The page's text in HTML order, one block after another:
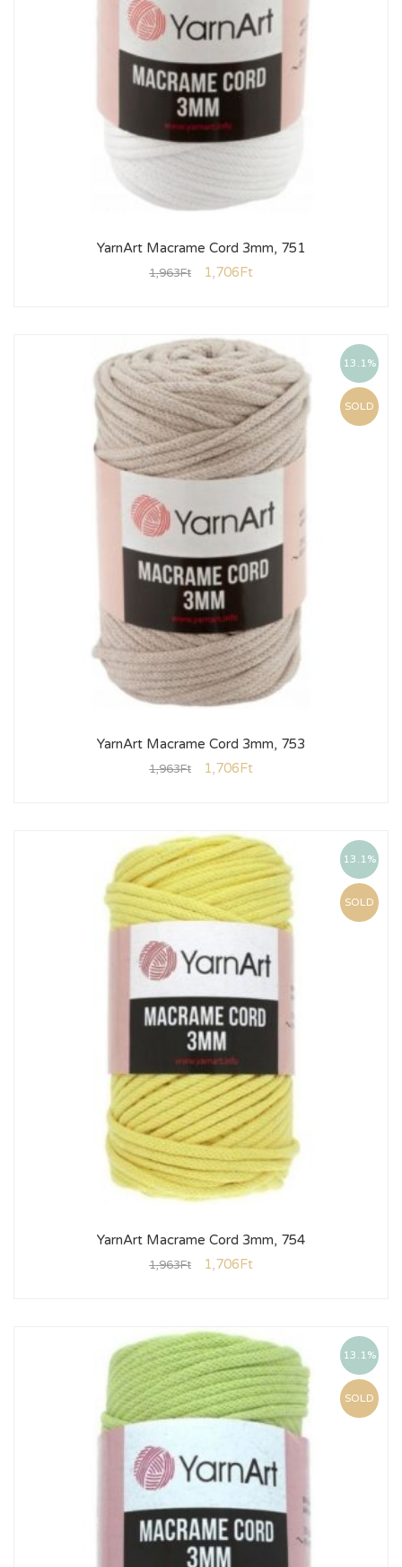
YarnArt Macrame Cord 3mm, 751
1,963Ft 1,706Ft
13.1%
SOLD
YarnArt Macrame Cord 3mm, 753
1,963Ft 1,706Ft
13.1%
SOLD
YarnArt Macrame Cord 3mm, 754
1,963Ft 1,706Ft
13.1%
SOLD